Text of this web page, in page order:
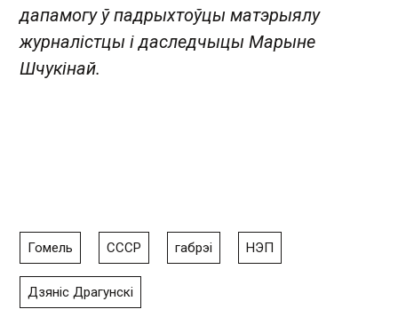
дапамогу ў падрыхтоўцы матэрыялу
журналістцы і даследчыцы Марыне
Шчукінай.
Гомель СССР габрэі НЭП
Дзяніс Драгунскі